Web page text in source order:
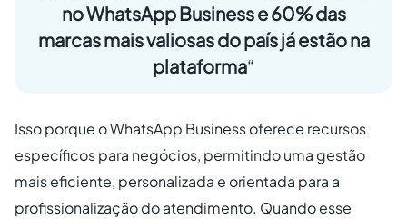
no WhatsApp Business e 60% das
marcas mais valiosas do país já estão na
plataforma“
Isso porque o WhatsApp Business oferece recursos
específicos para negócios, permitindo uma gestão
mais eficiente, personalizada e orientada para a
profissionalização do atendimento. Quando esse